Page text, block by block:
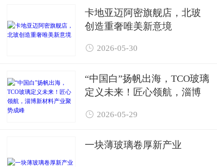
卡地亚迈阿密旗舰店，北玻
创造重奢唯美新意境
 2026-05-30
“中国白”扬帆出海，TCO玻璃
定义未来！匠心领航，淄博
 2026-05-29
一块薄玻璃卷厚新产业